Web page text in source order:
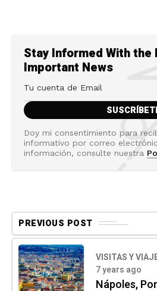
Stay Informed With
Important News
Doy mi consentimiento para
informativo por correo
información, consulte nuestra
PREVIOUS POST
VISITAS Y
7 years ago
Nápoles,